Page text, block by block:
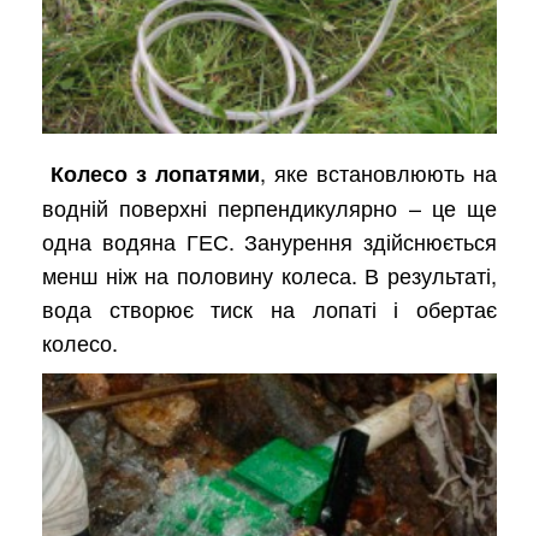
Колесо з лопатями, яке встановлюють на
водній поверхні перпендикулярно – це ще
одна водяна ГЕС. Занурення здійснюється
менш ніж на половину колеса. В результаті,
вода створює тиск на лопаті і обертає
колесо.